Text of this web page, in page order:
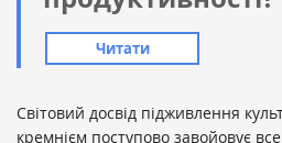
Читати
Світовий досвід підживлення
кремнієм поступово завойовує